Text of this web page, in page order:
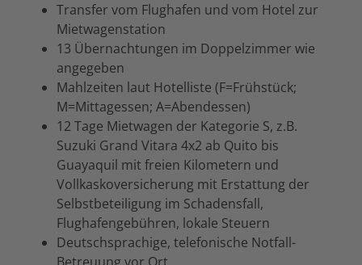
Transfer vom Flughafen und vom Hotel zur
Mietwagenstation
13 Übernachtungen im Doppelzimmer wie
angegeben
Mahlzeiten laut Hotelliste (F=Frühstück;
M=Mittagessen; A=Abendessen)
12 Tage Mietwagen der Kategorie S, z.B.
Suzuki Grand Vitara 4x2 ab Quito bis
Guayaquil mit freien Kilometern und
Vollkaskoversicherung mit Erstattung der
Selbstbeteiligung im Schadensfall,
Flughafengebühren, lokale Steuern
Deutschsprachige, telefonische Notfall-